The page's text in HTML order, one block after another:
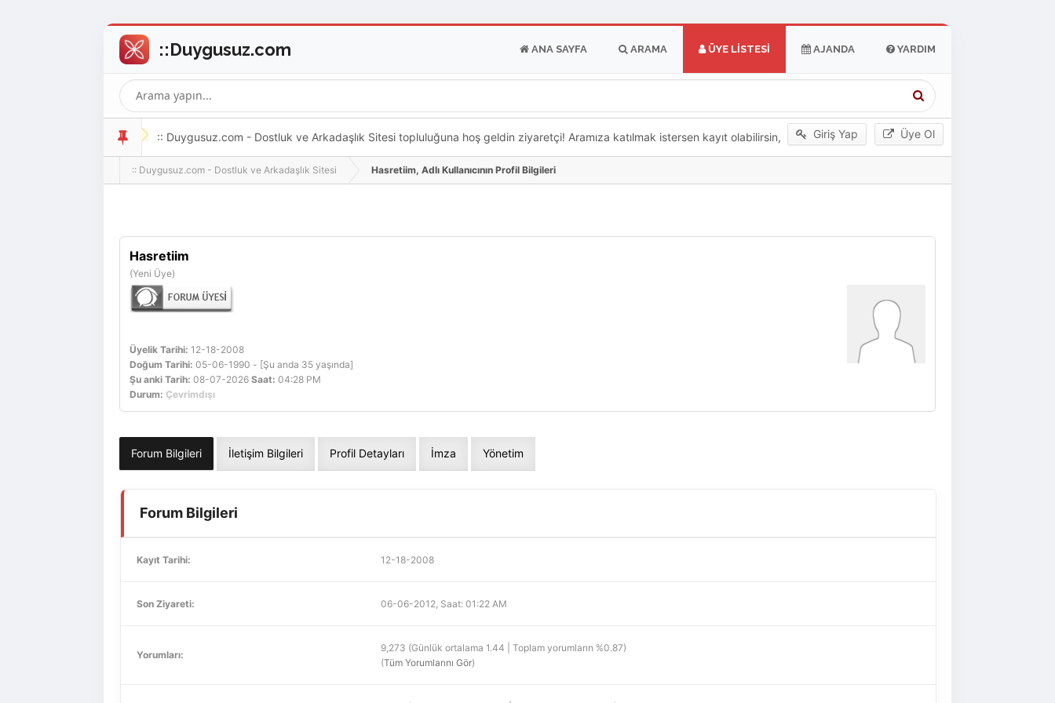
ANA SAYFA ARAMA ÜYE LISTESI AJANDA YARDIM
Giriş Yap Üye Ol
:: Duygusuz.com - Dostluk ve Arkadaşlık Sitesi topluluğuna hoş geldin ziyaretçi! Aramıza katılmak istersen kayıt olabilirsin,
oldukça kolay ve zahmetsizdir.
:: Duygusuz.com - Dostluk ve Arkadaşlık Sitesi Hasretiim, Adlı Kullanıcının Profil Bilgileri
Hasretiim
(Yeni Üye)
Üyelik Tarihi: 12-18-2008
Doğum Tarihi: 05-06-1990 - [Şu anda 35 yaşında]
Şu anki Tarih: 08-07-2026 Saat: 04:28 PM
Durum: Çevrimdışı
Forum Bilgileri İletişim Bilgileri Profil Detayları İmza Yönetim
Forum Bilgileri
Kayıt Tarihi: 12-18-2008
Son Ziyareti: 06-06-2012, Saat: 01:22 AM
Yorumları:
9,273 (Günlük ortalama 1.44 | Toplam yorumların %0.87)
(Tüm Yorumlarını Gör)